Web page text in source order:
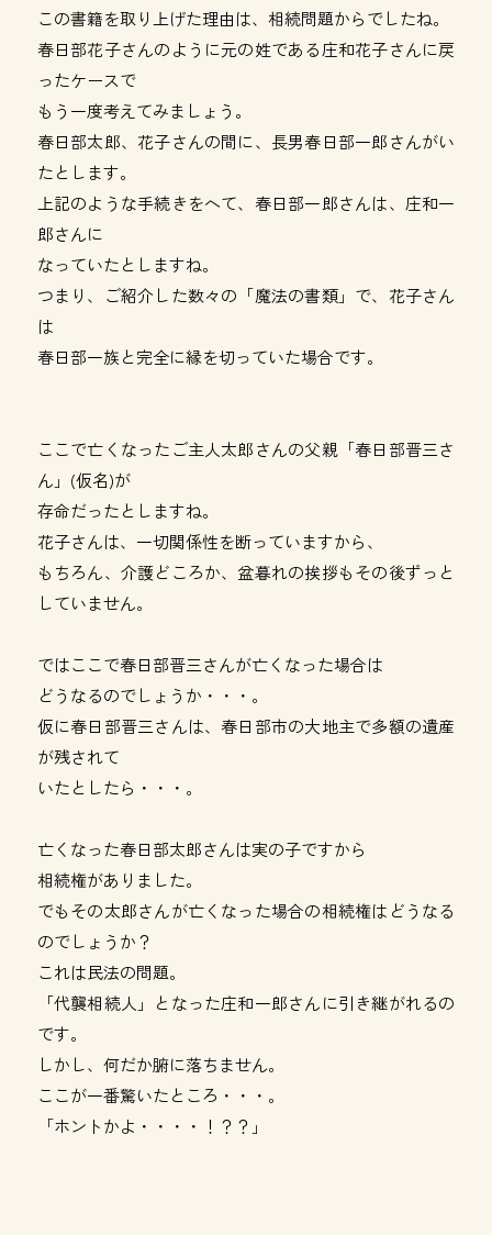
この書籍を取り上げた理由は、相続問題からでしたね。
春日部花子さんのように元の姓である庄和花子さんに戻
ったケースで
もう一度考えてみましょう。
春日部太郎、花子さんの間に、長男春日部一郎さんがい
たとします。
上記のような手続きをへて、春日部一郎さんは、庄和一
郎さんに
なっていたとしますね。
つまり、ご紹介した数々の「魔法の書類」で、花子さん
は
春日部一族と完全に縁を切っていた場合です。
ここで亡くなったご主人太郎さんの父親「春日部晋三さ
ん」(仮名)が
存命だったとしますね。
花子さんは、一切関係性を断っていますから、
もちろん、介護どころか、盆暮れの挨拶もその後ずっと
していません。
ではここで春日部晋三さんが亡くなった場合は
どうなるのでしょうか・・・。
仮に春日部晋三さんは、春日部市の大地主で多額の遺産
が残されて
いたとしたら・・・。
亡くなった春日部太郎さんは実の子ですから
相続権がありました。
でもその太郎さんが亡くなった場合の相続権はどうなる
のでしょうか？
これは民法の問題。
「代襲相続人」となった庄和一郎さんに引き継がれるの
です。
しかし、何だか腑に落ちません。
ここが一番驚いたところ・・・。
「ホントかよ・・・・！？？」